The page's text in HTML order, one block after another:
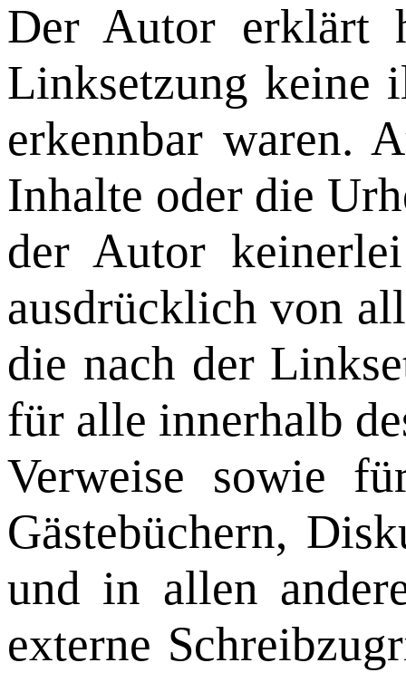
Der Autor erklärt
Linksetzung keine
erkennbar waren.
Inhalte oder die
der Autor
ausdrücklich von
die nach der
für alle innerhalb
Verweise sowie
Gästebüchern,
und in allen
externe